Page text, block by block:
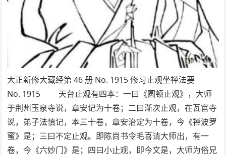
大正新修大藏经第 46 册 No. 1915 修习止观坐禅法要
No. 1915 天台止观有四本：一曰《圆顿止观》，大师
于荆州玉泉寺说，章安记为十卷；二曰渐次止观，在瓦官寺
说，弟子法慎记，本三十卷，章安治定为十卷，今《禅波罗
蜜》是；三曰不定止观。即陈尚书令毛喜请大师出，有一
卷，今《六妙门》是；四曰小止观，即今文是，大师为俗兄